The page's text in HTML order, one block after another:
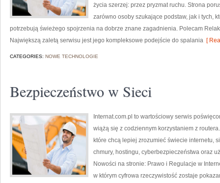
życia szerzej: przez pryzmat ruchu. Strona
zarówno osoby szukające podstaw, jak i tych,
potrzebują świeżego spojrzenia na dobrze znane zagadnienia. Polecam
Największą zaletą serwisu jest jego kompleksowe podejście do spalania [
CATEGORIES: NOWE TECHNOLOGIE
Bezpieczeństwo w Sieci
Internat.com.pl to wartościowy serwis
wiążą się z codziennym korzystaniem z
które chcą lepiej zrozumieć świecie internetu,
chmury, hostingu, cyberbezpieczeństwa oraz
Nowości na stronie: Prawo i Regulacje w
w którym cyfrowa rzeczywistość zostaje